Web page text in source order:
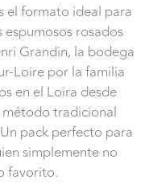
el formato ideal para
rosados
Grandin, la bodega
Loire por la familia
en el Loira desde
tradicional
pack perfecto para
simplemente no
favorito.